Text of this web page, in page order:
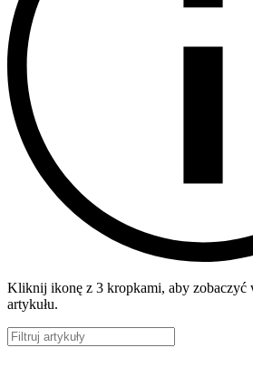
Kliknij ikonę z 3 kropkami, aby zobaczyć
artykułu.